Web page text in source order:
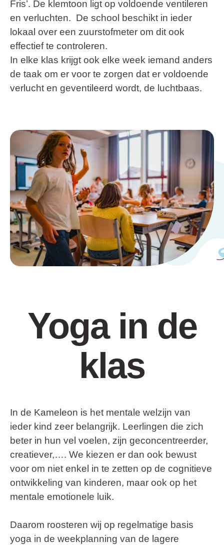
Fris’. De klemtoon ligt op voldoende ventileren
en verluchten. De school beschikt in ieder
lokaal over een zuurstofmeter om dit ook
effectief te controleren.
In elke klas krijgt ook elke week iemand anders
de taak om er voor te zorgen dat er voldoende
verlucht en geventileerd wordt, de luchtbaas.
Yoga in de
klas
In de Kameleon is het mentale welzijn van
ieder kind zeer belangrijk. Leerlingen die zich
beter in hun vel voelen, zijn geconcentreerder,
creatiever,…. We kiezen er dan ook bewust
voor om niet enkel in te zetten op de cognitieve
ontwikkeling van kinderen, maar ook op het
mentale emotionele luik.
Daarom roosteren wij op regelmatige basis
yoga in de weekplanning van de lagere